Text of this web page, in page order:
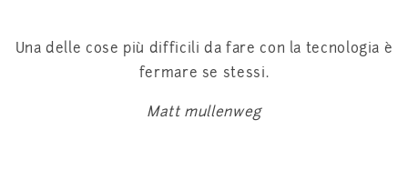
Una delle cose più difficili da fare con la tecnologia è
fermare se stessi.
Matt mullenweg